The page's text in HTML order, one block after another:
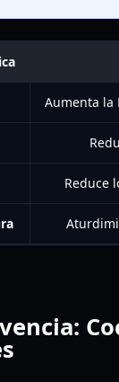
Aumenta la
Reduce